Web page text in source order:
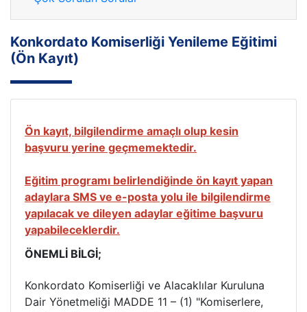
Konkordato Komiserliği Yenileme Eğitimi
(Ön Kayıt)
Ön kayıt, bilgilendirme amaçlı olup kesin
başvuru yerine geçmemektedir.
Eğitim programı belirlendiğinde ön kayıt yapan
adaylara SMS ve e-posta yolu ile bilgilendirme
yapılacak ve dileyen adaylar eğitime başvuru
yapabileceklerdir.
ÖNEMLİ BİLGİ;
Konkordato Komiserliği ve Alacaklılar Kuruluna
Dair Yönetmeliği MADDE 11 – (1) "Komiserlere,